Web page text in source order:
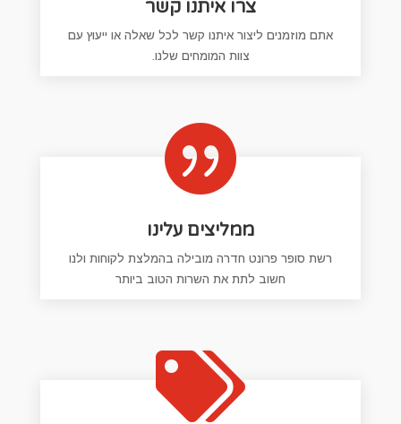
צרו איתנו קשר
אתם מוזמנים ליצור איתנו קשר לכל שאלה או ייעוץ עם
צוות המומחים שלנו.

ממליצים עלינו
רשת סופר פרונט חדרה מובילה בהמלצת לקוחות ולנו
חשוב לתת את השרות הטוב ביותר
